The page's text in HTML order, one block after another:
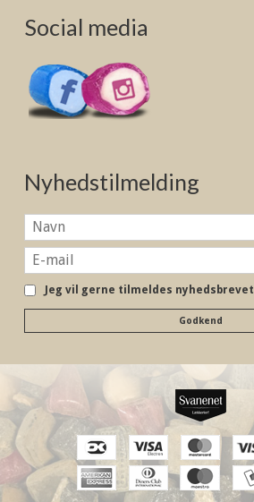
Social media
Nyhedstilmelding
Jeg vil gerne tilmeldes nyhedsbrevet
Godkend